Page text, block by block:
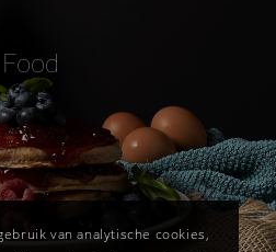
Food
van analytische cookies,